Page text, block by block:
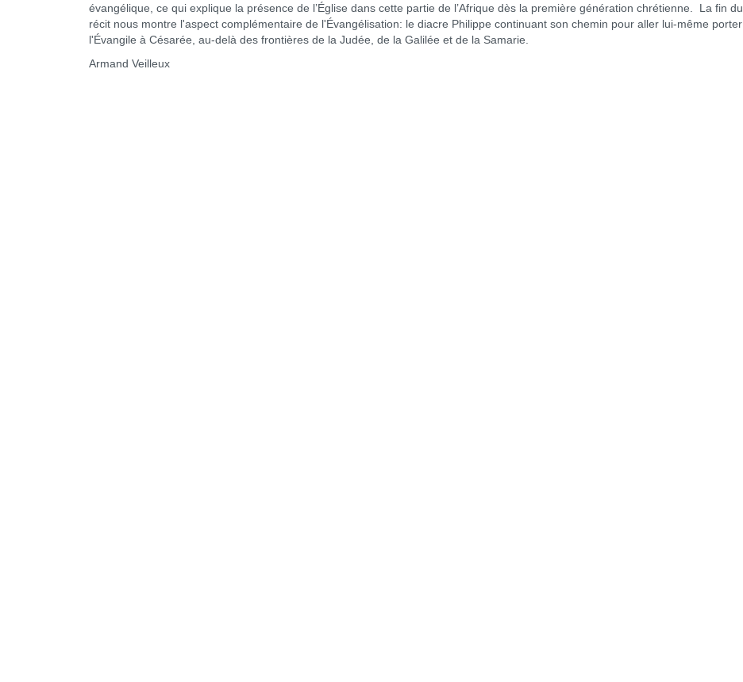
évangélique, ce qui explique la présence de l’Église dans cette partie de l’Afrique dès la première génération chrétienne. La fin du
récit nous montre l'aspect complémentaire de l'Évangélisation: le diacre Philippe continuant son chemin pour aller lui-même porter
l'Évangile à Césarée, au-delà des frontières de la Judée, de la Galilée et de la Samarie.
Armand Veilleux